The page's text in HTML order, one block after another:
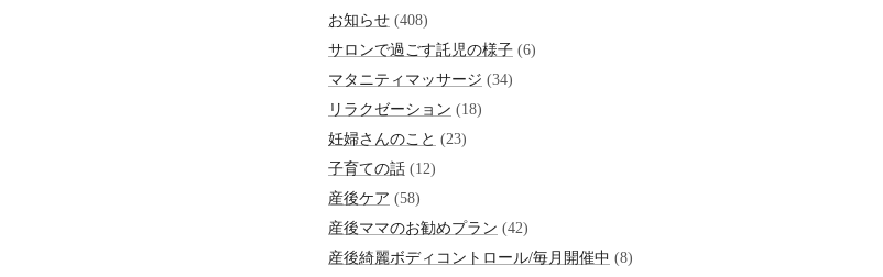
お知らせ (408)
サロンで過ごす託児の様子 (6)
マタニティマッサージ (34)
リラクゼーション (18)
妊婦さんのこと (23)
子育ての話 (12)
産後ケア (58)
産後ママのお勧めプラン (42)
産後綺麗ボディコントロール/毎月開催中 (8)